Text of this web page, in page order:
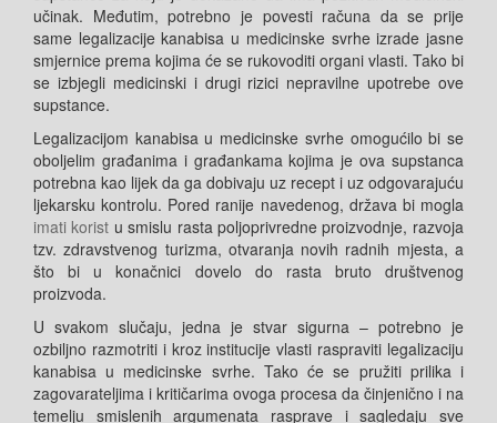
učinak. Međutim, potrebno je povesti računa da se prije
same legalizacije kanabisa u medicinske svrhe izrade jasne
smjernice prema kojima će se rukovoditi organi vlasti. Tako bi
se izbjegli medicinski i drugi rizici nepravilne upotrebe ove
supstance.
Legalizacijom kanabisa u medicinske svrhe omogućilo bi se
oboljelim građanima i građankama kojima je ova supstanca
potrebna kao lijek da ga dobivaju uz recept i uz odgovarajuću
ljekarsku kontrolu. Pored ranije navedenog, država bi mogla
imati korist u smislu rasta poljoprivredne proizvodnje, razvoja
tzv. zdravstvenog turizma, otvaranja novih radnih mjesta, a
što bi u konačnici dovelo do rasta bruto društvenog
proizvoda.
U svakom slučaju, jedna je stvar sigurna – potrebno je
ozbiljno razmotriti i kroz institucije vlasti raspraviti legalizaciju
kanabisa u medicinske svrhe. Tako će se pružiti prilika i
zagovarateljima i kritičarima ovoga procesa da činjenično i na
temelju smislenih argumenata rasprave i sagledaju sve